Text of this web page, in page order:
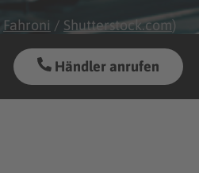
Händler anrufen
Fahroni / Shutterstock.com)